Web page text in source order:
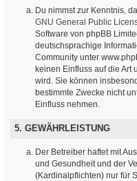
Du nimmst zur Kenntnis,
GNU General Public
Software von phpBB
deutschsprachige
Community unter
keinen Einfluss auf die Art
wird. Sie können
bestimmte Zwecke nicht
Einfluss nehmen.
5. GEWÄHRLEISTUNG
Der Betreiber haftet mit
und Gesundheit und der
(Kardinalpflichten) nur für